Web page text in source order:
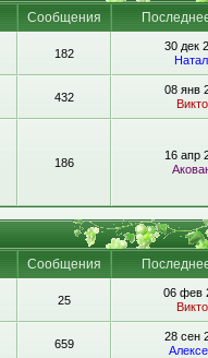
Сообщения
182
30 дек
432
08 янв
186
16 апр
Сообщения
25
06 фев
659
28 сен